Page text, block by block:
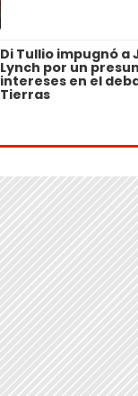
Di Tullio impugnó a
Lynch por un
intereses en el
Tierras